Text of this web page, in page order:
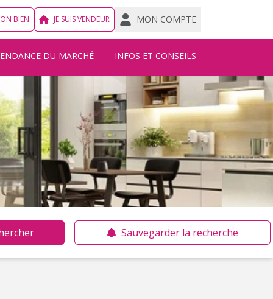
BIEN JE SUIS VENDEUR MON COMPTE
DU MARCHÉ INFOS ET CONSEILS
Sauvegarder la recherche